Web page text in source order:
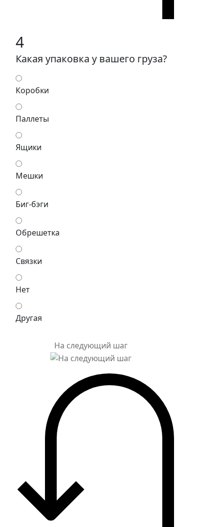
4
Какая упаковка у вашего груза?
Коробки
Паллеты
Ящики
Мешки
Биг-бэги
Обрешетка
Связки
Нет
Другая
На следующий шаг